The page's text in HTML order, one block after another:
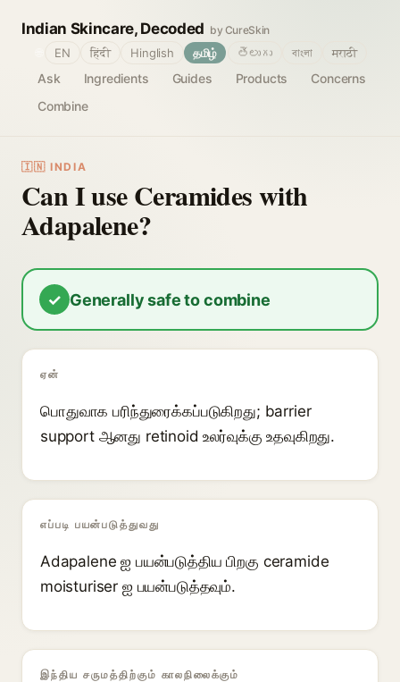
Indian Skincare, Decoded by CureSkin
Ask Ingredients Guides Products
Concerns
Combine
EN हिंदी Hinglish தமிழ் తెలుగు বাংলা मराठी
🇮🇳 INDIA
Can I use Ceramides with
Adapalene?
✓ Generally safe to combine
ஏன்
பொதுவாக பரிந்துரைக்கப்படுகிறது; barrier
support ஆனது retinoid உலர்வுக்கு உதவுகிறது.
எப்படி பயன்படுத்துவது
Adapalene ஐ பயன்படுத்திய பிறகு ceramide
moisturiser ஐ பயன்படுத்தவும்.
இந்திய சருமத்திற்கும் காலநிலைக்கும்